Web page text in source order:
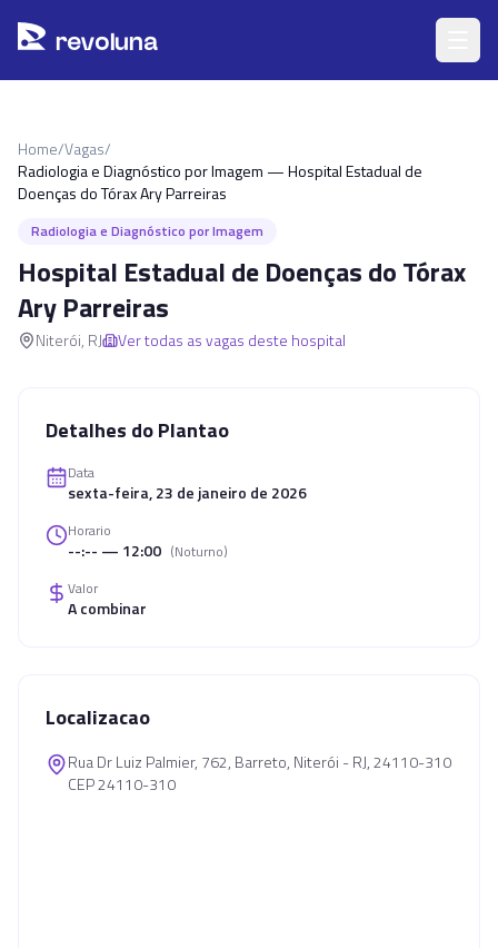
revoluna
Home/Vagas/
Radiologia e Diagnóstico por Imagem — Hospital Estadual de
Doenças do Tórax Ary Parreiras
Radiologia e Diagnóstico por Imagem
Hospital Estadual de Doenças do Tórax
Ary Parreiras
Niterói, RJ Ver todas as vagas deste hospital
Detalhes do Plantao
Data
sexta-feira, 23 de janeiro de 2026
Horario
--:-- — 12:00 (Noturno)
Valor
A combinar
Localizacao
Rua Dr Luiz Palmier, 762, Barreto, Niterói - RJ, 24110-310
CEP 24110-310